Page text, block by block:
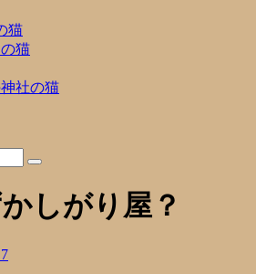
猫
猫
社の猫
しがり屋？